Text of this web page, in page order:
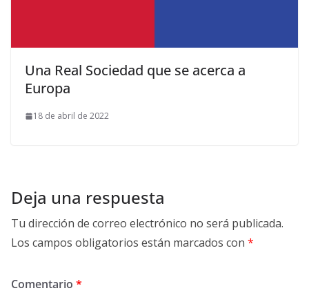
Una Real Sociedad que se acerca a
Europa
18 de abril de 2022
Deja una respuesta
Tu dirección de correo electrónico no será publicada.
Los campos obligatorios están marcados con *
Comentario *